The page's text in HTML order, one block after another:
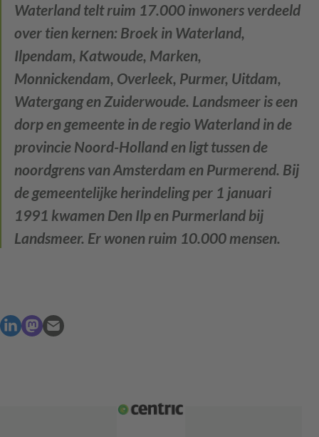
Waterland telt ruim 17.000 inwoners verdeeld
over tien kernen: Broek in Waterland,
Ilpendam, Katwoude, Marken,
Monnickendam, Overleek, Purmer, Uitdam,
Watergang en Zuiderwoude. Landsmeer is een
dorp en gemeente in de regio Waterland in de
provincie Noord-Holland en ligt tussen de
noordgrens van Amsterdam en Purmerend. Bij
de gemeentelijke herindeling per 1 januari
1991 kwamen Den Ilp en Purmerland bij
Landsmeer. Er wonen ruim 10.000 mensen.